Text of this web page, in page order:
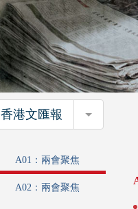
香港文匯報 香港文匯
A01：兩會聚焦
A02：兩會聚焦